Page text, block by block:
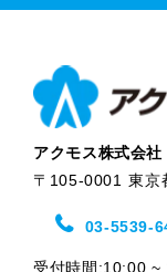
アクモス株式会
〒105-0001 東京
03-5539-
受付時間:10:00 ~